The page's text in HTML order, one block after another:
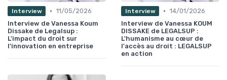
Interview • 11/05/2026
Interview de Vanessa Koum
Dissake de Legalsup :
L'impact du droit sur
l'innovation en entreprise
Interview • 14/01/2026
Interview de Vanessa KOUM
DISSAKE de LEGALSUP :
L'humanisme au cœur de
l'accès au droit : LEGALSUP
en action